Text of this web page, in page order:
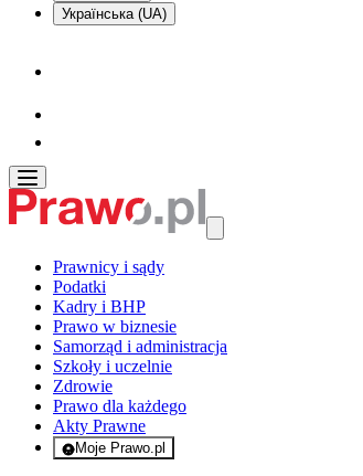
Українська (UA)
Prawnicy i sądy
Podatki
Kadry i BHP
Prawo w biznesie
Samorząd i administracja
Szkoły i uczelnie
Zdrowie
Prawo dla każdego
Akty Prawne
Moje Prawo.pl
- rejestracja i logowanie do serwisu